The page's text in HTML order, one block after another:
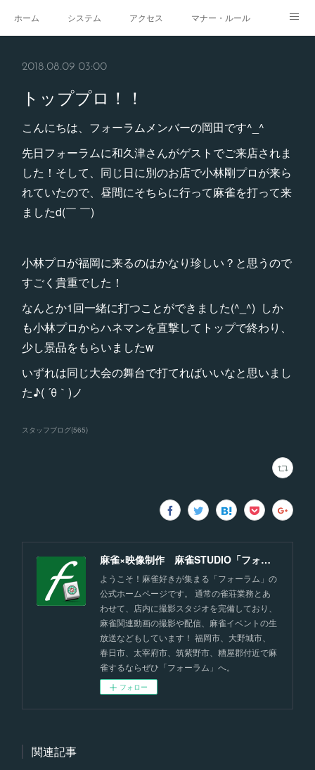
ホーム システム アクセス マナー・ルール
2018.08.09 03:00
トッププロ！！
こんにちは、フォーラムメンバーの岡田です^_^
先日フォーラムに和久津さんがゲストでご来店されま
した！そして、同じ日に別のお店で小林剛プロが来ら
れていたので、昼間にそちらに行って麻雀を打って来
ましたd(￣ ￣)
小林プロが福岡に来るのはかなり珍しい？と思うので
すごく貴重でした！
なんとか1回一緒に打つことができました(^_^) しか
も小林プロからハネマンを直撃してトップで終わり、
少し景品をもらいましたw
いずれは同じ大会の舞台で打てればいいなと思いまし
た♪( ´θ｀)ノ
スタッフブログ(565)
麻雀×映像制作 麻雀STUDIO「フォーラム」福岡
ようこそ！麻雀好きが集まる「フォーラム」の
公式ホームページです。 通常の雀荘業務とあ
わせて、店内に撮影スタジオを完備しており、
麻雀関連動画の撮影や配信、麻雀イベントの生
放送などもしています！ 福岡市、大野城市、
春日市、太宰府市、筑紫野市、糟屋郡付近で麻
雀するならぜひ「フォーラム」へ。
フォロー
関連記事